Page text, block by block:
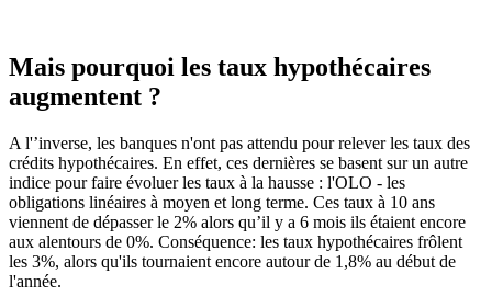
Mais pourquoi les taux hypothécaires
augmentent ?
A l'’inverse, les banques n'ont pas attendu pour relever les taux des
crédits hypothécaires. En effet, ces dernières se basent sur un autre
indice pour faire évoluer les taux à la hausse : l'OLO - les
obligations linéaires à moyen et long terme. Ces taux à 10 ans
viennent de dépasser le 2% alors qu’il y a 6 mois ils étaient encore
aux alentours de 0%. Conséquence: les taux hypothécaires frôlent
les 3%, alors qu'ils tournaient encore autour de 1,8% au début de
l'année.